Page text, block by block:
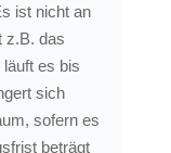
ist nicht an
z.B. das
es bis
sich
sofern es
beträgt